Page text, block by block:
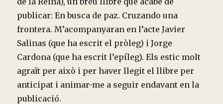
publicar: En busca de paz. Cruzando una
frontera. M’acompanyaran en l’acte Javier
Salinas (que ha escrit el pròleg) i Jorge
Cardona (que ha escrit l’epíleg). Els estic molt
agraït per això i per haver llegit el llibre per
anticipat i animar-me a seguir endavant en la
publicació.